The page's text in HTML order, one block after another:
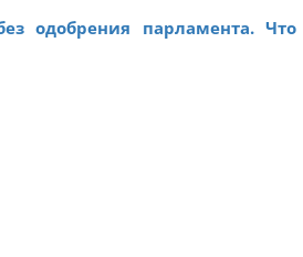
одобрения парламента. Что